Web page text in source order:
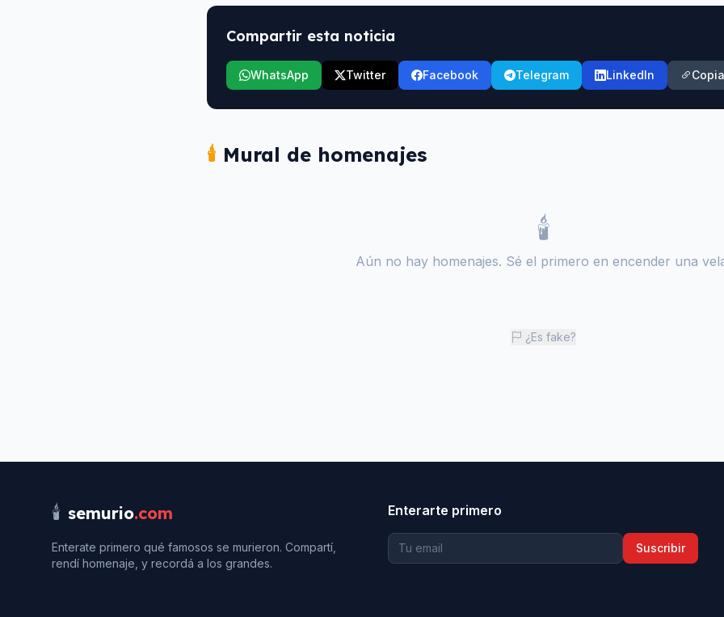
Compartir esta noticia
WhatsApp Twitter Facebook Telegram LinkedIn
🕯️ Mural de homenajes
🕯️
Aún no hay homenajes. Sé el primero en encender una
¿Es fake?
🕯️ semurio.com
Enterate primero qué famosos se murieron. Compartí,
rendí homenaje, y recordá a los grandes.
Enterarte primero
Suscribir